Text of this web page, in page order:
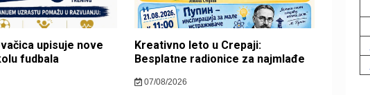
upisuje nove
fudbala
Kreativno leto u Crepaji:
Besplatne radionice za najmlađe
07/08/2026